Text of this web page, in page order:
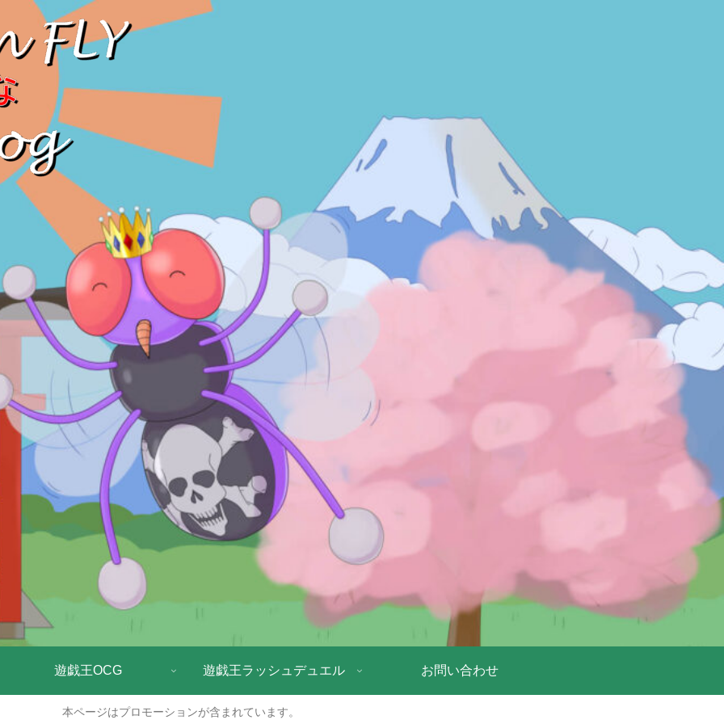
遊戯王OCG 遊戯王ラッシュデュエル お問い合わせ
本ページはプロモーションが含まれています。